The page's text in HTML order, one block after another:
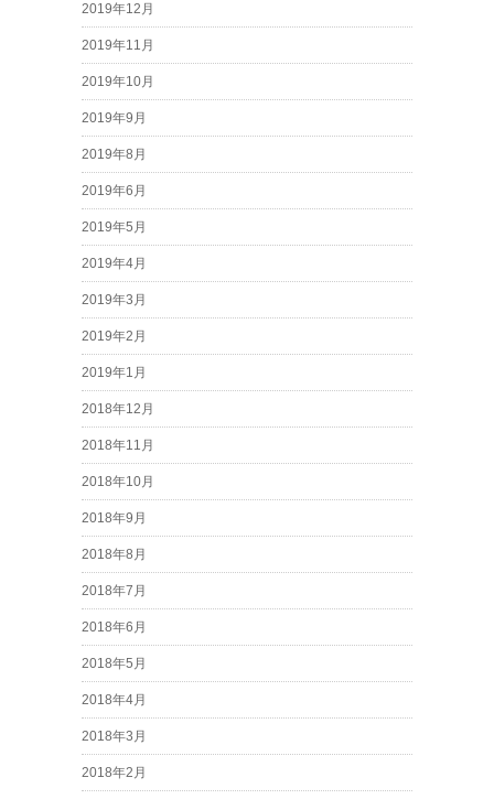
2019年12月
2019年11月
2019年10月
2019年9月
2019年8月
2019年6月
2019年5月
2019年4月
2019年3月
2019年2月
2019年1月
2018年12月
2018年11月
2018年10月
2018年9月
2018年8月
2018年7月
2018年6月
2018年5月
2018年4月
2018年3月
2018年2月